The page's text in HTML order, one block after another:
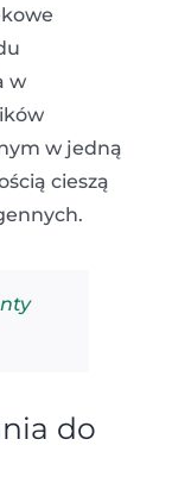
w
w jedną
cieszą
do